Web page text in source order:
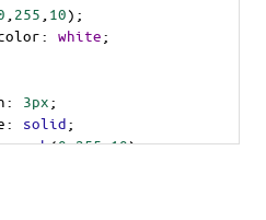
255 10);
: white;
: 3px;
: solid;
: rgb(0,255,10);